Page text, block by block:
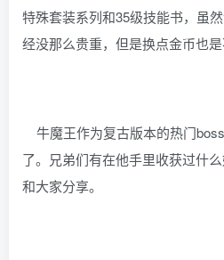
特殊套装系列和35级技能书，虽
经没那么贵重，但是换点金币也是
牛魔王作为复古版本的热门
了。兄弟们有在他手里收获过什
和大家分享。